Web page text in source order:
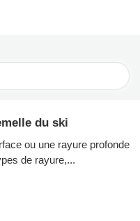
du ski
ou une rayure profonde
de rayure,...